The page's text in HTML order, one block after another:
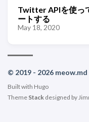
Twitter APIを使っ
ートする
May 18, 2020
© 2019 - 2026 meow.md
Built with Hugo
Theme Stack designed by